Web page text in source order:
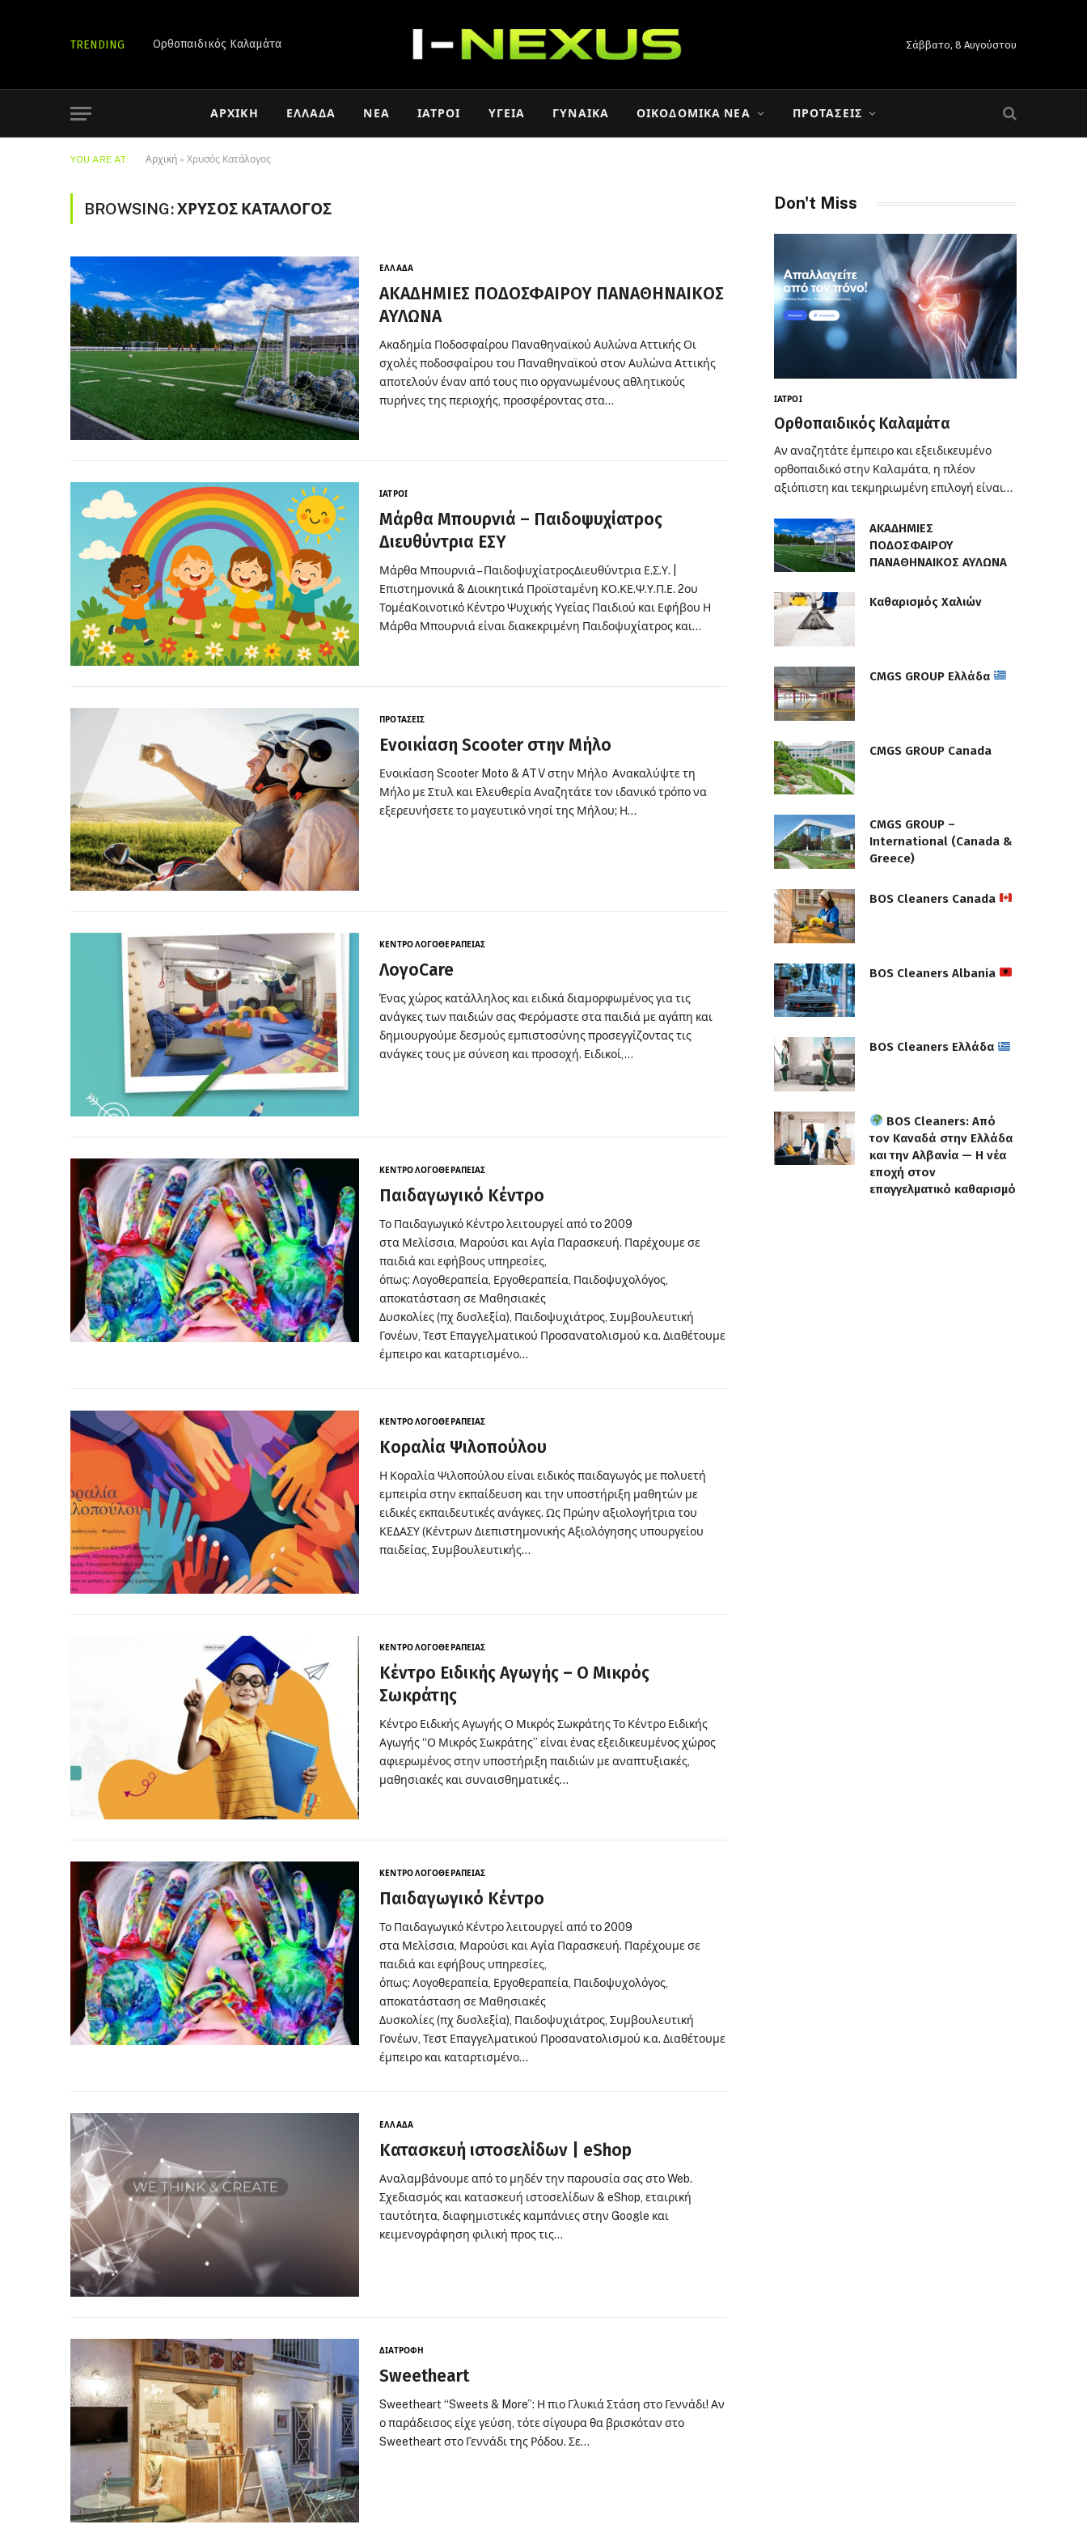
TRENDING Ορθοπαιδικός Καλαμάτα Σάββατο, 8 Αυγούστου
ΑΡΧΙΚΉ ΕΛΛΆΔΑ ΝΈΑ ΙΑΤΡΟΊ ΥΓΕΊΑ ΓΥΝΑΊΚΑ ΟΙΚΟΔΟΜΙΚΆ ΝΈΑ ΠΡΟΤΆΣΕΙΣ
YOU ARE AT: Αρχική » Χρυσός Κατάλογος
BROWSING:ΧΡΥΣΌΣ ΚΑΤΆΛΟΓΟΣ
ΕΛΛΆΔΑ
ΑΚΑΔΗΜΙΕΣ ΠΟΔΟΣΦΑΙΡΟΥ ΠΑΝΑΘΗΝΑΙΚΟΣ
ΑΥΛΩΝΑ
Ακαδημία Ποδοσφαίρου Παναθηναϊκού Αυλώνα Αττικής Οι
σχολές ποδοσφαίρου του Παναθηναϊκού στον Αυλώνα Αττικής
αποτελούν έναν από τους πιο οργανωμένους αθλητικούς
πυρήνες της περιοχής, προσφέροντας στα…
ΙΑΤΡΟΊ
Μάρθα Μπουρνιά – Παιδοψυχίατρος
Διευθύντρια ΕΣΥ
Μάρθα Μπουρνιά – ΠαιδοψυχίατροςΔιευθύντρια Ε.Σ.Υ. |
Επιστημονικά & Διοικητικά Προϊσταμένη ΚΟ.ΚΕ.Ψ.Υ.Π.Ε. 2ου
ΤομέαΚοινοτικό Κέντρο Ψυχικής Υγείας Παιδιού και Εφήβου Η
Μάρθα Μπουρνιά είναι διακεκριμένη Παιδοψυχίατρος και…
ΠΡΟΤΆΣΕΙΣ
Ενοικίαση Scooter στην Μήλο
Ενοικίαση Scooter Moto & ATV στην Μήλο Ανακαλύψτε τη
Μήλο με Στυλ και Ελευθερία Αναζητάτε τον ιδανικό τρόπο να
εξερευνήσετε το μαγευτικό νησί της Μήλου; Η…
ΚΈΝΤΡΟ ΛΟΓΟΘΕΡΑΠΕΊΑΣ
ΛογοCare
Ένας χώρος κατάλληλος και ειδικά διαμορφωμένος για τις
ανάγκες των παιδιών σας Φερόμαστε στα παιδιά με αγάπη και
δημιουργούμε δεσμούς εμπιστοσύνης προσεγγίζοντας τις
ανάγκες τους με σύνεση και προσοχή. Ειδικοί,…
ΚΈΝΤΡΟ ΛΟΓΟΘΕΡΑΠΕΊΑΣ
Παιδαγωγικό Κέντρο
Το Παιδαγωγικό Κέντρο λειτουργεί από το 2009
στα Μελίσσια, Μαρούσι και Αγία Παρασκευή. Παρέχουμε σε
παιδιά και εφήβους υπηρεσίες,
όπως: Λογοθεραπεία, Εργοθεραπεία, Παιδοψυχολόγος,
αποκατάσταση σε Μαθησιακές
Δυσκολίες (πχ δυσλεξία), Παιδοψυχιάτρος, Συμβουλευτική
Γονέων, Τεστ Επαγγελματικού Προσανατολισμού κ.α. Διαθέτουμε
έμπειρο και καταρτισμένο…
ΚΈΝΤΡΟ ΛΟΓΟΘΕΡΑΠΕΊΑΣ
Κοραλία Ψιλοπούλου
Η Κοραλία Ψιλοπούλου είναι ειδικός παιδαγωγός με πολυετή
εμπειρία στην εκπαίδευση και την υποστήριξη μαθητών με
ειδικές εκπαιδευτικές ανάγκες. Ως Πρώην αξιολογήτρια του
ΚΕΔΑΣΥ (Κέντρων Διεπιστημονικής Αξιολόγησης υπουργείου
παιδείας, Συμβουλευτικής…
ΚΈΝΤΡΟ ΛΟΓΟΘΕΡΑΠΕΊΑΣ
Κέντρο Ειδικής Αγωγής – Ο Μικρός
Σωκράτης
Κέντρο Ειδικής Αγωγής Ο Μικρός Σωκράτης Το Κέντρο Ειδικής
Αγωγής “Ο Μικρός Σωκράτης” είναι ένας εξειδικευμένος χώρος
αφιερωμένος στην υποστήριξη παιδιών με αναπτυξιακές,
μαθησιακές και συναισθηματικές…
ΚΈΝΤΡΟ ΛΟΓΟΘΕΡΑΠΕΊΑΣ
Παιδαγωγικό Κέντρο
Το Παιδαγωγικό Κέντρο λειτουργεί από το 2009
στα Μελίσσια, Μαρούσι και Αγία Παρασκευή. Παρέχουμε σε
παιδιά και εφήβους υπηρεσίες,
όπως: Λογοθεραπεία, Εργοθεραπεία, Παιδοψυχολόγος,
αποκατάσταση σε Μαθησιακές
Δυσκολίες (πχ δυσλεξία), Παιδοψυχιάτρος, Συμβουλευτική
Γονέων, Τεστ Επαγγελματικού Προσανατολισμού κ.α. Διαθέτουμε
έμπειρο και καταρτισμένο…
ΕΛΛΆΔΑ
Kατασκευή ιστοσελίδων | eShop
Αναλαμβάνουμε από το μηδέν την παρουσία σας στο Web.
Σχεδιασμός και κατασκευή ιστοσελίδων & eShop, εταιρική
ταυτότητα, διαφημιστικές καμπάνιες στην Google και
κειμενογράφηση φιλική προς τις…
ΔΙΑΤΡΟΦΗ
Sweetheart
Sweetheart “Sweets & More”: Η πιο Γλυκιά Στάση στο Γεννάδι! Αν
ο παράδεισος είχε γεύση, τότε σίγουρα θα βρισκόταν στο
Sweetheart στο Γεννάδι της Ρόδου. Σε…
Don't Miss
ΙΑΤΡΟΊ
Ορθοπαιδικός Καλαμάτα
Αν αναζητάτε έμπειρο και εξειδικευμένο
ορθοπαιδικό στην Καλαμάτα, η πλέον
αξιόπιστη και τεκμηριωμένη επιλογή είναι…
ΑΚΑΔΗΜΙΕΣ
ΠΟΔΟΣΦΑΙΡΟΥ
ΠΑΝΑΘΗΝΑΙΚΟΣ ΑΥΛΩΝΑ
Καθαρισμός Χαλιών
CMGS GROUP Ελλάδα
CMGS GROUP Canada
CMGS GROUP –
International (Canada &
Greece)
BOS Cleaners Canada
BOS Cleaners Albania
BOS Cleaners Ελλάδα
BOS Cleaners: Από
τον Καναδά στην Ελλάδα
και την Αλβανία — Η νέα
εποχή στον
επαγγελματικό καθαρισμό